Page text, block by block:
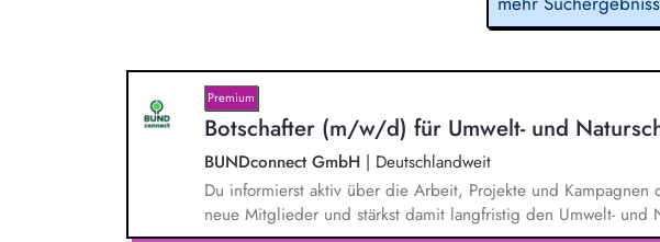
Premium
Botschafter (m/w/d) für Umwelt- und
BUNDconnect GmbH | Deutschlandweit
Du informierst aktiv über die Arbeit, Projekte und Kampagnen
neue Mitglieder und stärkst damit langfristig den Umwelt- und